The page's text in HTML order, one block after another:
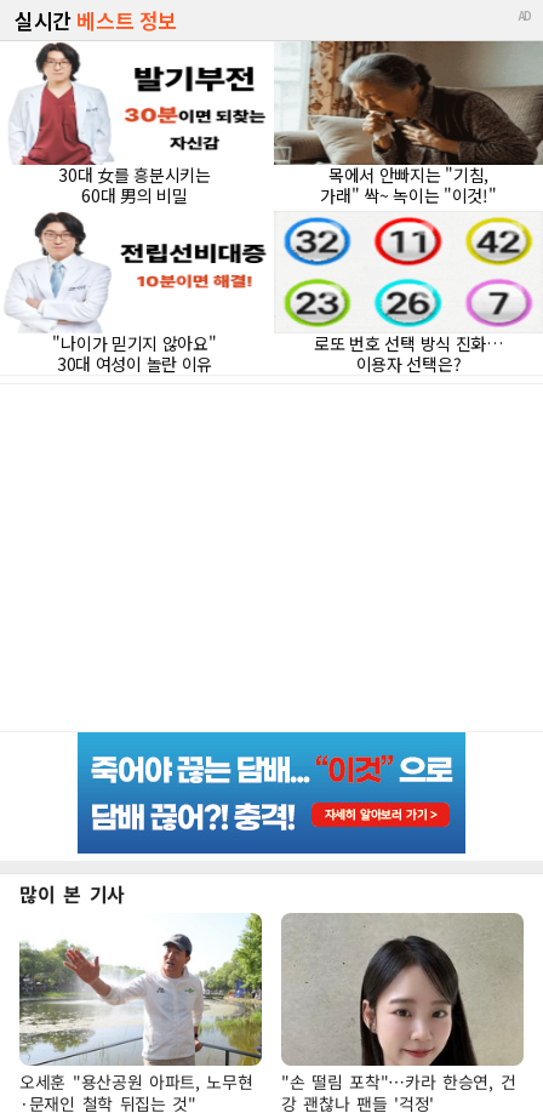
많이 본 기사
오세훈 "용산공원 아파트, 노무현
·문재인 철학 뒤집는 것"
"손 떨림 포착"…카라 한승연, 건
강 괜찮나 팬들 '걱정'